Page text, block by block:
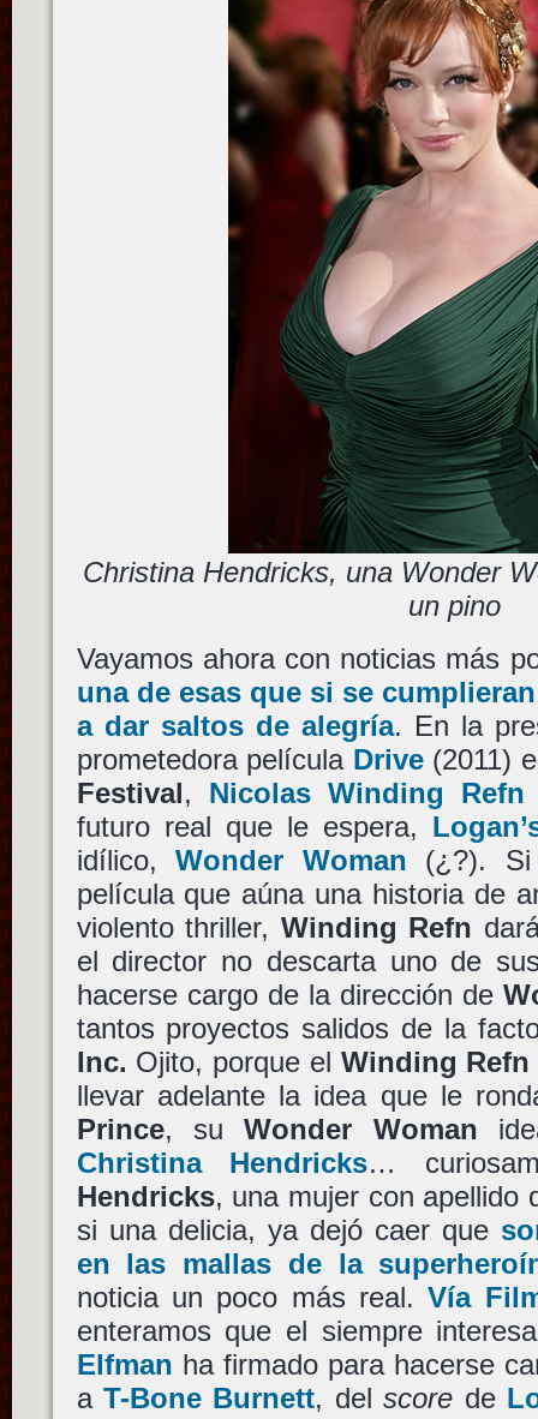
Christina Hendricks, una Wonder
un pino
Vayamos ahora con noticias más
una de esas que si se
a dar saltos de alegría. En la
prometedora película Drive(2011)
Festival, Nicolas Winding Refn
futuro real que le espera,
idílico,Wonder Woman (¿?).
película que aúna una historia de
violento thriller, Winding Refn
el director no descarta uno de
hacerse cargo de la dirección de
tantos proyectos salidos de la
Inc. Ojito, porque el Winding Refn
llevar adelante la idea que le
Prince, suWonder Woman
Christina Hendricks…
Hendricks, una mujer con apellido
si una delicia, ya dejó caer que
en las mallas de la
noticia un poco más real.Vía
enteramos que el siempre
Elfman ha firmado para hacerse
a T-Bone Burnett, delscore de